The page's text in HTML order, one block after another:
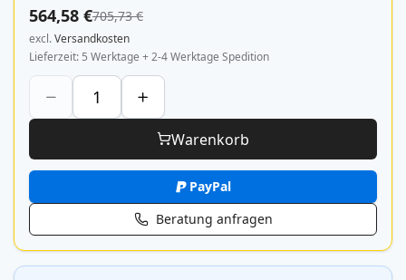
564,58 €705,73 €
excl.Versandkosten
Lieferzeit 5 Werktage + 2-4 Werktage Spedition
Warenkorb
PayPal
Beratung anfragen